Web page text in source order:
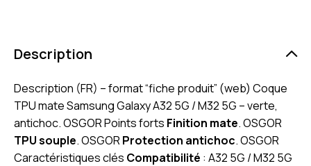
Description
Description (FR) – format “fiche produit” (web) Coque
TPU mate Samsung Galaxy A32 5G / M32 5G – verte,
antichoc. OSGOR Points forts Finition mate. OSGOR
TPU souple. OSGORProtection antichoc. OSGOR
Caractéristiques clés Compatibilité : A32 5G / M32 5G